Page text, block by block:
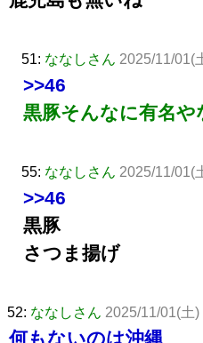
51: ななしさん 2025/11/01(
>>46
黒豚そんなに有名や
55: ななしさん 2025/11/01(
>>46
黒豚
さつま揚げ
52: ななしさん 2025/11/01(土
何もないのは沖縄